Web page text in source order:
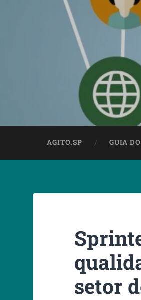
AGITO.SP GUIA
setor